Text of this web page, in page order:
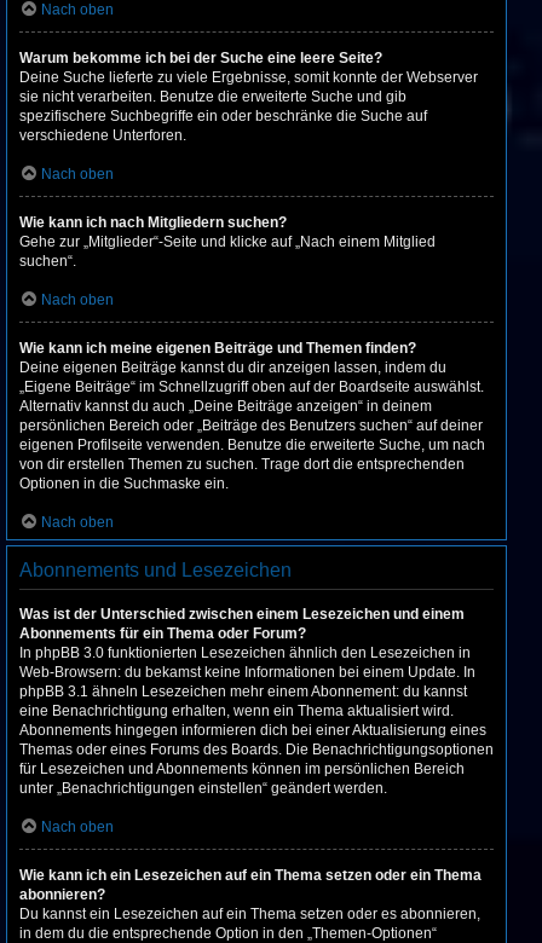
Nach oben
Warum bekomme ich bei der Suche eine leere Seite?
Deine Suche lieferte zu viele Ergebnisse, somit konnte der Webserver
sie nicht verarbeiten. Benutze die erweiterte Suche und gib
spezifischere Suchbegriffe ein oder beschränke die Suche auf
verschiedene Unterforen.
Nach oben
Wie kann ich nach Mitgliedern suchen?
Gehe zur „Mitglieder“-Seite und klicke auf „Nach einem Mitglied
suchen“.
Nach oben
Wie kann ich meine eigenen Beiträge und Themen finden?
Deine eigenen Beiträge kannst du dir anzeigen lassen, indem du
„Eigene Beiträge“ im Schnellzugriff oben auf der Boardseite auswählst.
Alternativ kannst du auch „Deine Beiträge anzeigen“ in deinem
persönlichen Bereich oder „Beiträge des Benutzers suchen“ auf deiner
eigenen Profilseite verwenden. Benutze die erweiterte Suche, um nach
von dir erstellen Themen zu suchen. Trage dort die entsprechenden
Optionen in die Suchmaske ein.
Nach oben
Abonnements und Lesezeichen
Was ist der Unterschied zwischen einem Lesezeichen und einem
Abonnements für ein Thema oder Forum?
In phpBB 3.0 funktionierten Lesezeichen ähnlich den Lesezeichen in
Web-Browsern: du bekamst keine Informationen bei einem Update. In
phpBB 3.1 ähneln Lesezeichen mehr einem Abonnement: du kannst
eine Benachrichtigung erhalten, wenn ein Thema aktualisiert wird.
Abonnements hingegen informieren dich bei einer Aktualisierung eines
Themas oder eines Forums des Boards. Die Benachrichtigungsoptionen
für Lesezeichen und Abonnements können im persönlichen Bereich
unter „Benachrichtigungen einstellen“ geändert werden.
Nach oben
Wie kann ich ein Lesezeichen auf ein Thema setzen oder ein Thema
abonnieren?
Du kannst ein Lesezeichen auf ein Thema setzen oder es abonnieren,
in dem du die entsprechende Option in den „Themen-Optionen“